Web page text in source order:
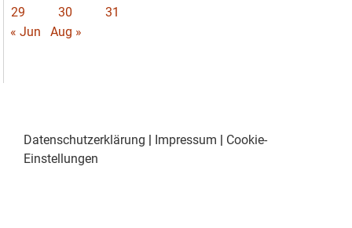
29
30
31
« Jun
Aug »
Datenschutzerklärung | Impressum | Cookie-
Einstellungen